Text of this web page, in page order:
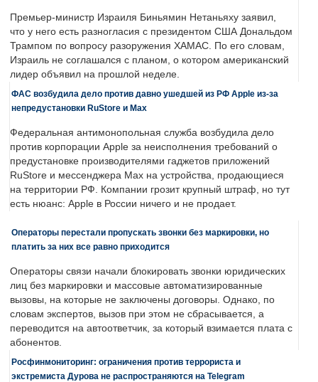
Премьер-министр Израиля Биньямин Нетаньяху заявил,
что у него есть разногласия с президентом США Дональдом
Трампом по вопросу разоружения ХАМАС. По его словам,
Израиль не соглашался с планом, о котором американский
лидер объявил на прошлой неделе.
ФАС возбудила дело против давно ушедшей из РФ Apple из-за
непредустановки RuStore и Max
Федеральная антимонопольная служба возбудила дело
против корпорации Apple за неисполнения требований о
предустановке производителями гаджетов приложений
RuStore и мессенджера Max на устройства, продающиеся
на территории РФ. Компании грозит крупный штраф, но тут
есть нюанс: Apple в России ничего и не продает.
Операторы перестали пропускать звонки без маркировки, но
платить за них все равно приходится
Операторы связи начали блокировать звонки юридических
лиц без маркировки и массовые автоматизированные
вызовы, на которые не заключены договоры. Однако, по
словам экспертов, вызов при этом не сбрасывается, а
переводится на автоответчик, за который взимается плата с
абонентов.
Росфинмониторинг: ограничения против террориста и
экстремиста Дурова не распространяются на Telegram